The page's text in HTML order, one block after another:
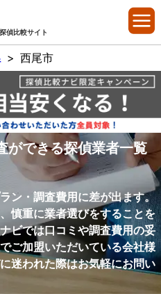
偵比較サイト
> 西尾市
ができる探偵業者一覧
ン・調査費用に差が出ます。
慎重に業者選びをすることを
ビでは口コミや調査費用の妥
ご加盟いただいている会社様
迷われた際はお気軽にお問い